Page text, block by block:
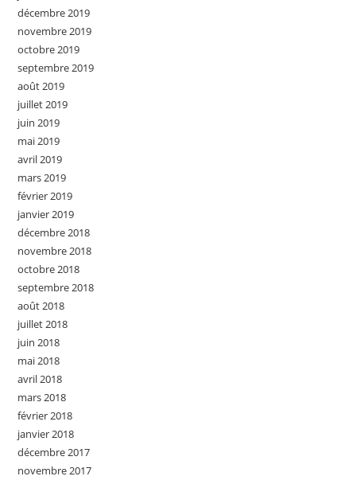
décembre 2019
novembre 2019
octobre 2019
septembre 2019
août 2019
juillet 2019
juin 2019
mai 2019
avril 2019
mars 2019
février 2019
janvier 2019
décembre 2018
novembre 2018
octobre 2018
septembre 2018
août 2018
juillet 2018
juin 2018
mai 2018
avril 2018
mars 2018
février 2018
janvier 2018
décembre 2017
novembre 2017